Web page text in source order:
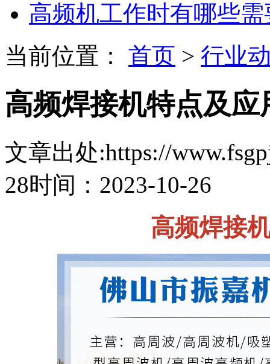
高频机工作时有哪些
当前位置：
首页 > 行业
高频焊接机特点及应
文章出处:https://
28时间：2023-10-26
高频焊接